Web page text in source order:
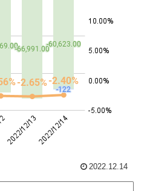
2022.12.14